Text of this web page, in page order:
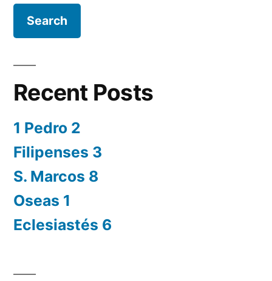
Recent Posts
1 Pedro 2
Filipenses 3
S. Marcos 8
Oseas 1
Eclesiastés 6